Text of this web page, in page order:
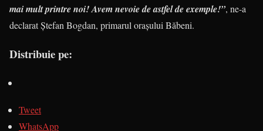
mai mult printre noi! Avem nevoie de astfel de exemple!”, ne-a
declarat Ștefan Bogdan, primarul orașului Băbeni.
Distribuie pe:
Tweet
WhatsApp